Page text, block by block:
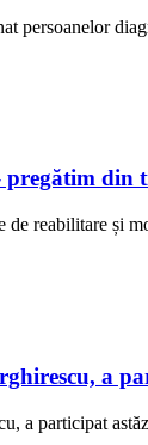
persoanelor
din
reabilitare și
a
a participat